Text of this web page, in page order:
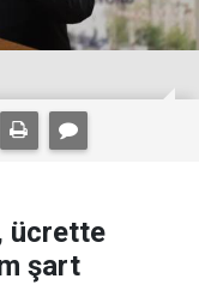
ücrette
şart